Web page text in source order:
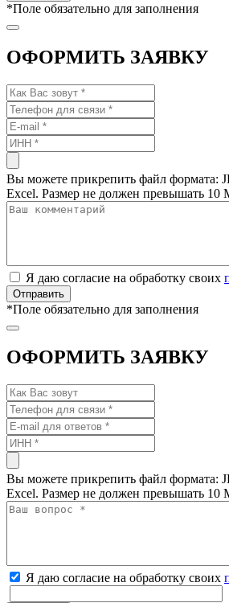
*Поле обязательно для заполнения
ОФОРМИТЬ ЗАЯВКУ
Вы можете прикрепить файл формата:
Excel. Размер не должен превышать 10
Я даю согласие на обработку своих
*Поле обязательно для заполнения
ОФОРМИТЬ ЗАЯВКУ
Вы можете прикрепить файл формата:
Excel. Размер не должен превышать 10
Я даю согласие на обработку своих